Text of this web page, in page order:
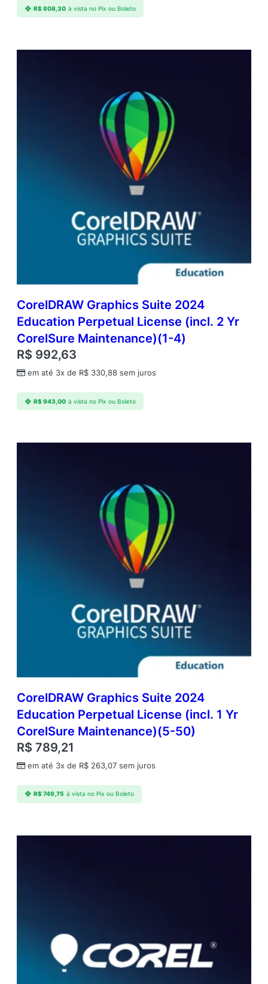
R$808,30 à vista no Pix ou Boleto
CorelDRAW Graphics Suite 2024
Education Perpetual License (incl. 2 Yr
CorelSure Maintenance)(1-4)
R$ 992,63
em até 3x de R$ 330,88 sem juros
R$943,00 à vista no Pix ou Boleto
CorelDRAW Graphics Suite 2024
Education Perpetual License (incl. 1 Yr
CorelSure Maintenance)(5-50)
R$ 789,21
em até 3x de R$ 263,07 sem juros
R$749,75 à vista no Pix ou Boleto